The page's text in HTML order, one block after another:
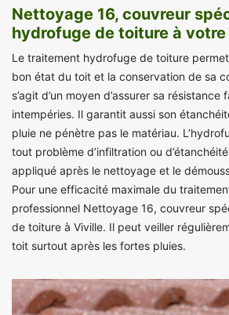
Nettoyage 16, couvreur
hydrofuge de toiture à
Le traitement hydrofuge de toiture
bon état du toit et la conservation de sa
s’agit d’un moyen d’assurer sa
intempéries. Il garantit aussi son
pluie ne pénètre pas le matériau.
tout problème d’infiltration ou
appliqué après le nettoyage et le
Pour une efficacité maximale du
professionnel Nettoyage 16, couvreur
de toiture à Viville. Il peut veiller
toit surtout après les fortes pluies.